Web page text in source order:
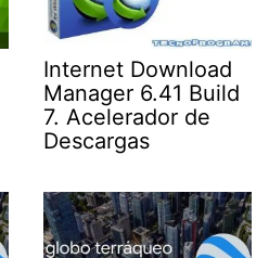
Internet Download
Manager 6.41 Build
7. Acelerador de
Descargas